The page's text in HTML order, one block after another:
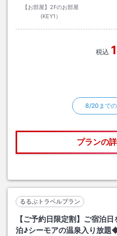
【お部屋】2Fのお部屋
(KEY1）
税込
8/20まで
プランの
るるぶトラベルプラン
【ご予約日限定割】ご宿泊
泊♪シーモアの温泉入り放